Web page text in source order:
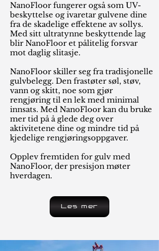
NanoFloor fungerer også som UV-
beskyttelse og ivaretar gulvene dine
fra de skadelige effektene av sollys.
Med sitt ultratynne beskyttende lag
blir NanoFloor et pålitelig forsvar
mot daglig slitasje.
NanoFloor skiller seg fra tradisjonelle
gulvbelegg. Den frastøter søl, støv,
vann og skitt, noe som gjør
rengjøring til en lek med minimal
innsats. Med NanoFloor kan du bruke
mer tid på å glede deg over
aktivitetene dine og mindre tid på
kjedelige rengjøringsoppgaver.
Opplev fremtiden for gulv med
NanoFloor, der presisjon møter
hverdagen.
Les mer